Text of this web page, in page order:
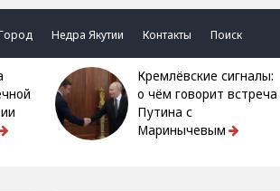
Недра Якутии Контакты Поиск
Кремлёвские сигналы:
о чём говорит встреча
Путина с
Маринычевым